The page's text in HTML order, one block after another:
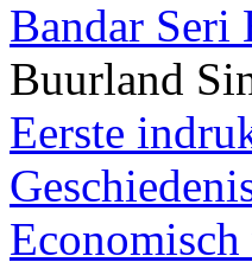
Bandar Seri
Buurland
Eerste